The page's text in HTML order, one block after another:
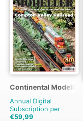
Continental Modeller
Annual Digital
Subscription per
€59,99